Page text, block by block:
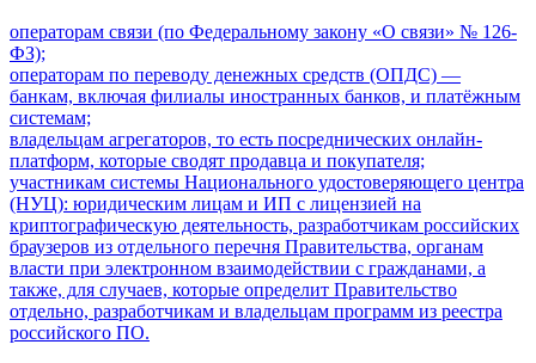
операторам связи (по Федеральному закону «О связи» № 126-
ФЗ);
операторам по переводу денежных средств (ОПДС) —
банкам, включая филиалы иностранных банков, и платёжным
системам;
владельцам агрегаторов, то есть посреднических онлайн-
платформ, которые сводят продавца и покупателя;
участникам системы Национального удостоверяющего центра
(НУЦ): юридическим лицам и ИП с лицензией на
криптографическую деятельность, разработчикам российских
браузеров из отдельного перечня Правительства, органам
власти при электронном взаимодействии с гражданами, а
также, для случаев, которые определит Правительство
отдельно, разработчикам и владельцам программ из реестра
российского ПО.